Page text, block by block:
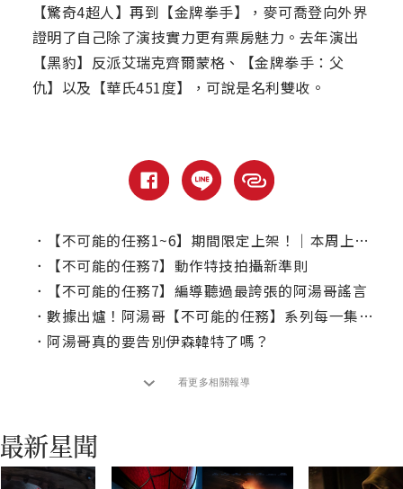
【驚奇4超人】再到【金牌拳手】，麥可喬登向外界
證明了自己除了演技實力更有票房魅力。去年演出
【黑豹】反派艾瑞克齊爾蒙格、【金牌拳手：父
仇】以及【華氏451度】，可說是名利雙收。
．
【不可能的任務1~6】期間限定上架！｜本周上線、電視首播推薦
．
【不可能的任務7】動作特技拍攝新準則
．
【不可能的任務7】編導聽過最誇張的阿湯哥謠言
． 數據出爐！阿湯哥【不可能的任務】系列每一集奔跑時間
． 阿湯哥真的要告別伊森韓特了嗎？
看更多相關報導